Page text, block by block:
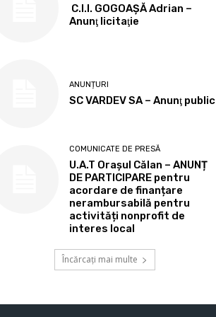
C.I.I. GOGOAŞĂ Adrian –
Anunţ licitaţie
ANUNȚURI
SC VARDEV SA – Anunţ public
COMUNICATE DE PRESĂ
U.A.T Orașul Călan – ANUNȚ
DE PARTICIPARE pentru
acordare de finanțare
nerambursabilă pentru
activități nonprofit de
interes local
Încărcați mai multe